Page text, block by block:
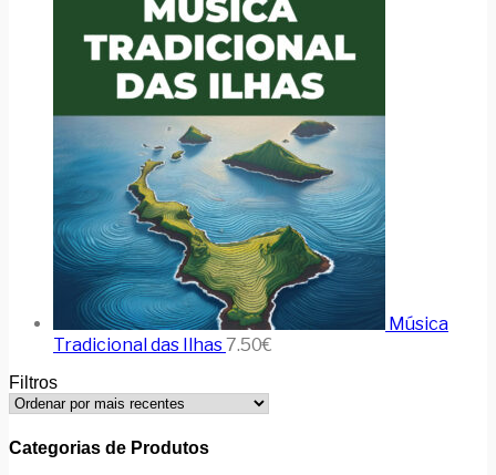
Música
Tradicional das Ilhas7.50€
Filtros
Categorias de Produtos